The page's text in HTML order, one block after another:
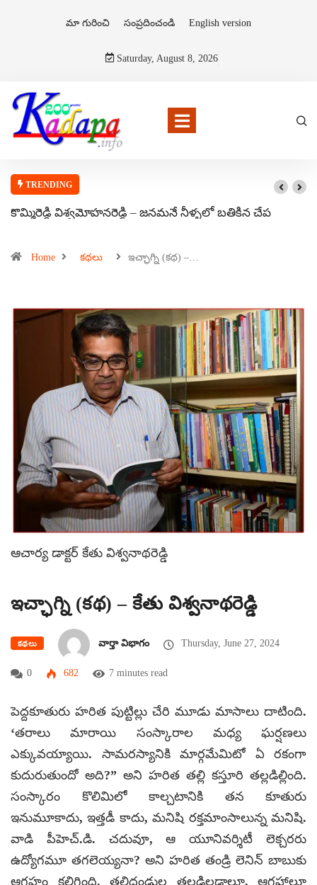
మా గురించి సంప్రదించండి English version
Saturday, August 8, 2026
TRENDING
కొమ్మిరెడ్డి విశ్వమోహనరెడ్డి – జనమనే నీళ్ళలో బతికిన చేప
Home కథలు ఇచ్ఛాగ్ని (కథ) –…
ఆచార్య డాక్టర్ కేతు విశ్వనాథరెడ్డి
ఇచ్ఛాగ్ని (కథ) – కేతు విశ్వనాథరెడ్డి
కథలు వార్తా విభాగం Thursday, June 27, 2024
0 682 7 minutes read
పెద్దకూతురు హరిత పుట్టిల్లు చేరి మూడు మాసాలు దాటింది.
‘తరాలు మారాయి సంస్కారాల మధ్య ఘర్షణలు
ఎక్కువయ్యాయి. సామరస్యానికి మార్గమేమిటో ఏ రకంగా
కుదురుతుందో అది?” అని హరిత తల్లి కస్తూరి తల్లడిల్లింది.
సంస్కారం కొలిమిలో కాల్చటానికి తన కూతురు
ఇనుమూకాదు, ఇత్తడీ కాదు, మనిషి రక్తమాంసాలున్న మనిషి.
వాడి పీహెచ్‌.డి. చదువూ, ఆ యూనివర్శిటీ లెక్చరరు
ఉద్యోగమూ తగలెయ్యనా? అని హరిత తండ్రి లెనిన్‌ బాబుకు
ఆగ్రహం కలిగింది. తల్లిదండ్రుల తల్లడిల్లడాలూ, ఆగ్రహాలూ